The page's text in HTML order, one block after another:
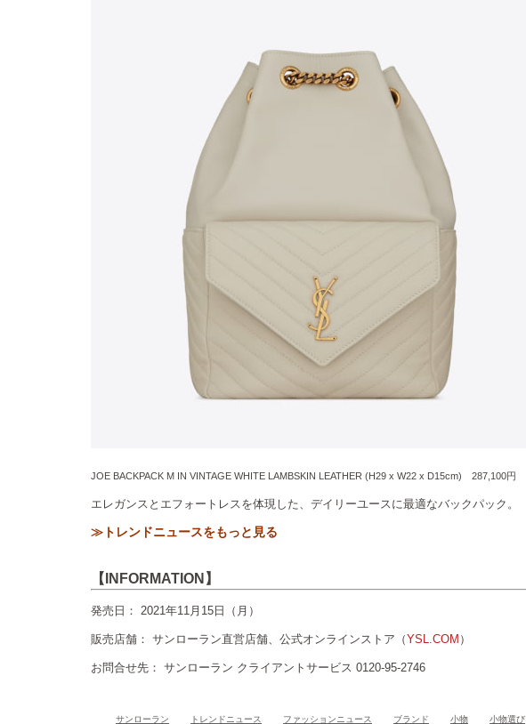
JOE BACKPACK M IN VINTAGE WHITE LAMBSKIN LEATHER (H29 x W22 x D15cm) 287,100円
エレガンスとエフォートレスを体現した、デイリーユースに最適なバックパック。
≫トレンドニュースをもっと見る
【INFORMATION】
発売日： 2021年11月15日（月）
販売店舗： サンローラン直営店舗、公式オンラインストア（YSL.COM ）
お問合せ先： サンローラン クライアントサービス 0120-95-2746
サンローラン トレンドニュース ファッションニュース ブランド 小物 小物選び